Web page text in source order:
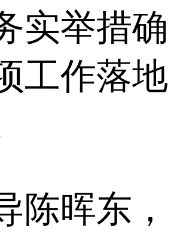
实举措确
工作落地
陈晖东，